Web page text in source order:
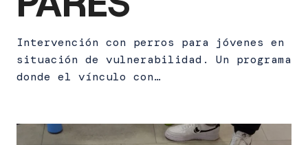
Intervención con perros para jóvenes en
situación de vulnerabilidad. Un programa
donde el vínculo con…